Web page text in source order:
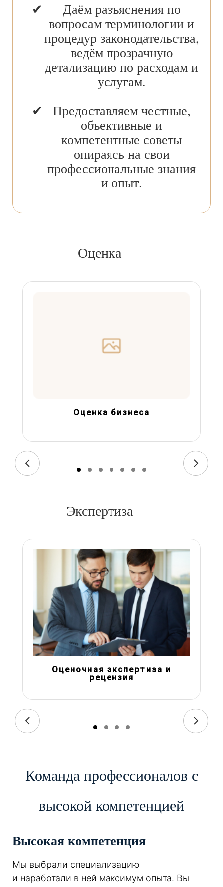
Даём разъяснения по
вопросам терминологии и
процедур законодательства,
ведём прозрачную
детализацию по расходам и
услугам.
Предоставляем честные,
объективные и
компетентные советы
опираясь на свои
профессиональные знания
и опыт.
Оценка
Оценка бизнеса
Экспертиза
Оценочная экспертиза и
рецензия
Команда профессионалов с
высокой компетенцией
Высокая компетенция
Мы выбрали специализацию
и наработали в ней максимум опыта. Вы